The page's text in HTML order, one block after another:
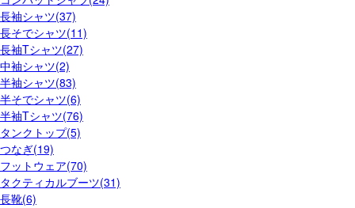
長袖シャツ(37)
長そでシャツ(11)
長袖Tシャツ(27)
中袖シャツ(2)
半袖シャツ(83)
半そでシャツ(6)
半袖Tシャツ(76)
タンクトップ(5)
つなぎ(19)
フットウェア(70)
タクティカルブーツ(31)
長靴(6)